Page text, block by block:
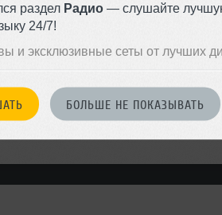
раздел Радио — слушайте
24/7!
и эксклюзивные сеты от лучших
БОЛЬШЕ НЕ ПОКАЗЫВАТЬ
ЗАРЕГИСТРИРУЙТЕСЬ
Или